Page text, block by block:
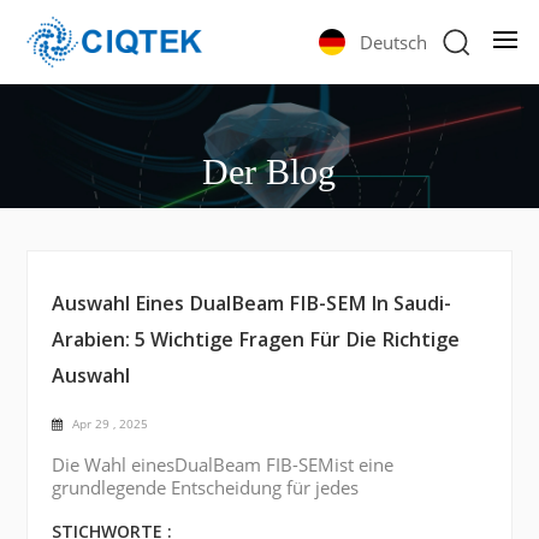
Deutsch
Der Blog
Auswahl Eines DualBeam FIB-SEM In Saudi-
Arabien: 5 Wichtige Fragen Für Die Richtige
Auswahl
Apr 29 , 2025
Die Wahl einesDualBeam FIB-SEMist eine
grundlegende Entscheidung für jedes
ArabienDie boomenden Forschungs- und
STICHWORTE :